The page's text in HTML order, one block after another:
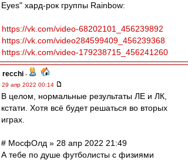
Eyes" хард-рок группы Rainbow:
https://vk.com/video-68202101_456239892
https://vk.com/video284599409_456239368
https://vk.com/video-179238715_456241260
recchi -
29 апр 2022 00:14
В целом, нормальные результаты ЛЕ и ЛК,
кстати. Хотя всё будет решаться во вторых
играх.
# МосфОлд » 28 апр 2022 21:49
А тебе по душе футболисты с физиями